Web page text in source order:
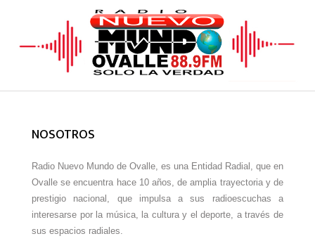
NOSOTROS
Radio Nuevo Mundo de Ovalle, es una Entidad Radial, que en
Ovalle se encuentra hace 10 años, de amplia trayectoria y de
prestigio nacional, que impulsa a sus radioescuchas a
interesarse por la música, la cultura y el deporte, a través de
sus espacios radiales.